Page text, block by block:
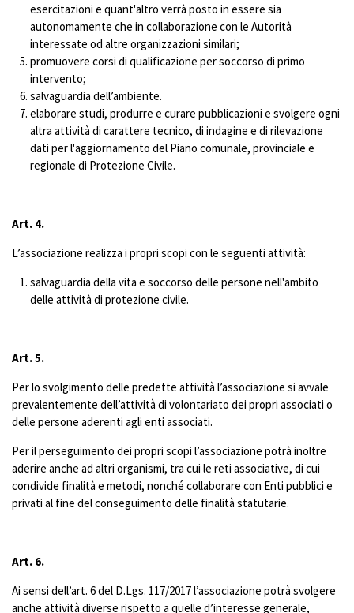
esercitazioni e quant'altro verrà posto in essere sia
autonomamente che in collaborazione con le Autorità
interessate od altre organizzazioni similari;
promuovere corsi di qualificazione per soccorso di primo
intervento;
salvaguardia dell’ambiente.
elaborare studi, produrre e curare pubblicazioni e svolgere ogni
altra attività di carattere tecnico, di indagine e di rilevazione
dati per l'aggiornamento del Piano comunale, provinciale e
regionale di Protezione Civile.
Art. 4.
L’associazione realizza i propri scopi con le seguenti attività:
salvaguardia della vita e soccorso delle persone nell'ambito
delle attività di protezione civile.
Art. 5.
Per lo svolgimento delle predette attività l’associazione si avvale
prevalentemente dell’attività di volontariato dei propri associati o
delle persone aderenti agli enti associati.
Per il perseguimento dei propri scopi l’associazione potrà inoltre
aderire anche ad altri organismi, tra cui le reti associative, di cui
condivide finalità e metodi, nonché collaborare con Enti pubblici e
privati al fine del conseguimento delle finalità statutarie.
Art. 6.
Ai sensi dell’art. 6 del D.Lgs. 117/2017 l’associazione potrà svolgere
anche attività diverse rispetto a quelle d’interesse generale,